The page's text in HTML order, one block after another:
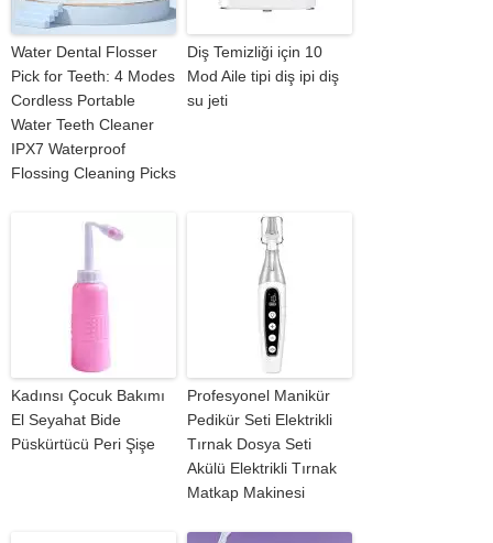
Water Dental Flosser
Pick for Teeth: 4 Modes
Cordless Portable
Water Teeth Cleaner
IPX7 Waterproof
Flossing Cleaning Picks
Diş Temizliği için 10
Mod Aile tipi diş ipi diş
su jeti
Kadınsı Çocuk Bakımı
El Seyahat Bide
Püskürtücü Peri Şişe
Profesyonel Manikür
Pedikür Seti Elektrikli
Tırnak Dosya Seti
Akülü Elektrikli Tırnak
Matkap Makinesi